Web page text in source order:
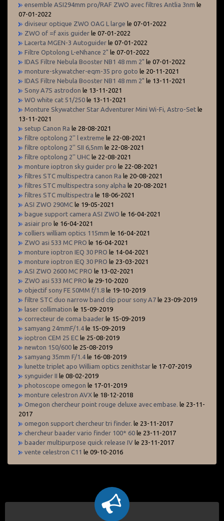
ensemble ASI294mm pro/RAF ZWO avec filtres Antlia 3nm le
07-01-2022
diviseur optique ZWO OAG L large le 07-01-2022
ZWO of =f axis guider le 07-01-2022
Lacerta MGEN-3 Autoguider le 07-01-2022
Filtre Optolong L-eNhance 2" le 07-01-2022
IDAS Filtre Nebula Booster NB1 48 mm 2" le 07-01-2022
monture-skywatcher-eqm-35 pro goto le 20-11-2021
IDAS Filtre Nebula Booster NB1 48 mm 2" le 13-11-2021
Sony A7S astrodon le 13-11-2021
WO white cat 51/250 le 13-11-2021
Monture Skywatcher Star Adventurer Mini Wi-Fi, Astro-Set le
13-11-2021
setup Canon Ra le 28-08-2021
filtre optolong 2'' l extreme le 22-08-2021
filtre optolong 2'' SII 6,5nm le 22-08-2021
filtre optolong 2'' UHC le 22-08-2021
monture ioptron sky guider pro le 22-08-2021
filtres STC multispectra canon Ra le 20-08-2021
filtres STC multispectra sony alpha le 20-08-2021
filtres STC multispectra le 18-06-2021
ASI ZWO 290MC le 19-05-2021
bague support camera ASI ZWO le 16-04-2021
asiair pro le 16-04-2021
colliers william optics 115mm le 16-04-2021
ZWO asi 533 MC PRO le 16-04-2021
monture ioptron IEQ 30 PRO le 14-04-2021
monture ioptron IEQ 30 PRO le 23-03-2021
ASI ZWO 2600 MC PRO le 13-02-2021
ZWO asi 533 MC PRO le 29-10-2020
objectif sony FE 50MM f/1.8 le 19-10-2019
filtre STC duo narrow band clip pour sony A7 le 23-09-2019
laser collimation le 15-09-2019
correcteur de coma baader le 15-09-2019
samyang 24mmF/1.4 le 15-09-2019
ioptron CEM 25 EC le 25-08-2019
newton 150/600 le 25-08-2019
samyang 35mm F/1.4 le 16-08-2019
lunette triplet apo William optics zenithstar le 17-07-2019
synguider II le 08-02-2019
photoscope omegon le 17-01-2019
monture celestron AVX le 18-12-2018
Omegon chercheur point rouge deluxe avec embase. le 23-11-
2017
omegon support chercheur tri finder. le 23-11-2017
chercheur baader vario finder 100* 60 le 23-11-2017
baader multipurpose quick release IV le 23-11-2017
vente celestron C11 le 09-10-2016